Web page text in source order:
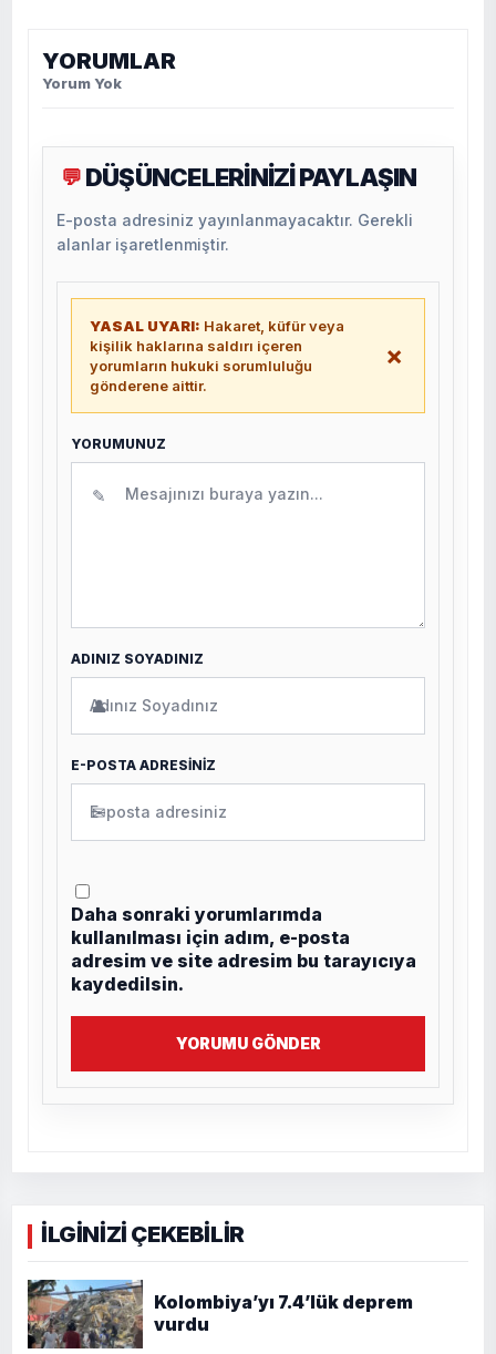
YORUMLAR
Yorum Yok
💬 DÜŞÜNCELERİNİZİ PAYLAŞIN
E-posta adresiniz yayınlanmayacaktır. Gerekli
alanlar işaretlenmiştir.
YASAL UYARI: Hakaret, küfür veya
kişilik haklarına saldırı içeren
yorumların hukuki sorumluluğu
gönderene aittir.
×
YORUMUNUZ
✎
ADINIZ SOYADINIZ
👤
E-POSTA ADRESİNİZ
✉
Daha sonraki yorumlarımda
kullanılması için adım, e-posta
adresim ve site adresim bu tarayıcıya
kaydedilsin.
YORUMU GÖNDER
İLGİNİZİ ÇEKEBİLİR
Kolombiya’yı 7.4’lük deprem
vurdu